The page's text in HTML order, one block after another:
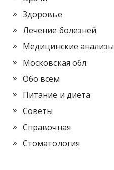
Здоровье
Лечение болезней
Медицинские анализы
Московская обл.
Обо всем
Питание и диета
Советы
Справочная
Стоматология